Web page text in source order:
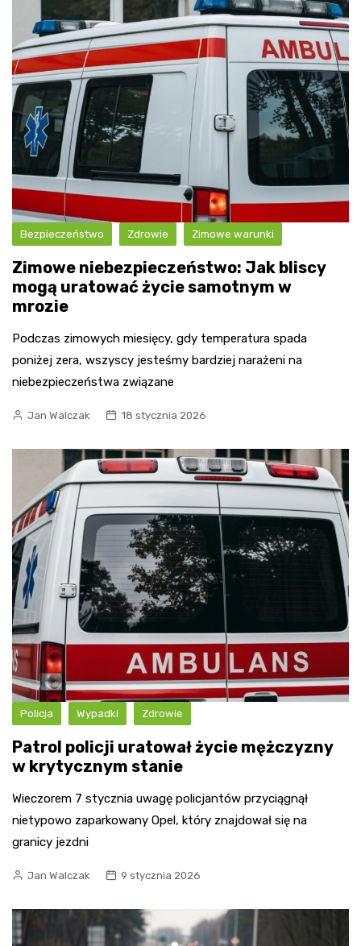
Bezpieczeństwo Zdrowie Zimowe warunki
Zimowe niebezpieczeństwo: Jak bliscy
mogą uratować życie samotnym w
mrozie
Podczas zimowych miesięcy, gdy temperatura spada
poniżej zera, wszyscy jesteśmy bardziej narażeni na
niebezpieczeństwa związane
Jan Walczak 18 stycznia 2026
Policja Wypadki Zdrowie
Patrol policji uratował życie mężczyzny
w krytycznym stanie
Wieczorem 7 stycznia uwagę policjantów przyciągnął
nietypowo zaparkowany Opel, który znajdował się na
granicy jezdni
Jan Walczak 9 stycznia 2026